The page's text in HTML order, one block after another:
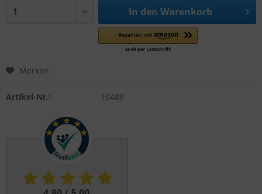
In den Warenkorb
Merken
Artikel-Nr.: 10488